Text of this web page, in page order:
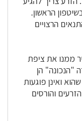
הראשון.
הרצויים
ממנו את ציפת
"הנכונה" הן
ואינן פוגעות
והורסים